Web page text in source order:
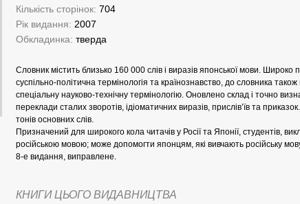
Кількість сторінок: 704
Рік видання: 2007
Обкладинка: тверда
Словник містить близько 160 000 слів і виразів японської мови. Широко
суспільно-політична термінологія та країнознавство, до словника
спеціальну науково-технічну термінологію. Оновлено склад і точно
переклади сталих зворотів, ідіоматичних виразів, прислів’їв та
тонів основних слів.
Призначений для широкого кола читачів у Росії та Японії, студентів,
російською мовою; може допомогти японцям, які вивчають російську
8-е видання, виправлене.
КНИГИ ЦЬОГО ВИДАВНИЦТВА